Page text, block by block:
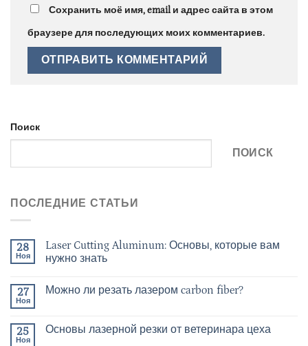
Сохранить моё имя, email и адрес сайта в этом
браузере для последующих моих комментариев.
Поиск
ПОИСК
ПОСЛЕДНИЕ СТАТЬИ
28
Ноя
Laser Cutting Aluminum: Основы, которые вам
нужно знать
27
Ноя
Можно ли резать лазером carbon fiber?
25
Ноя
Основы лазерной резки от ветеринара цеха